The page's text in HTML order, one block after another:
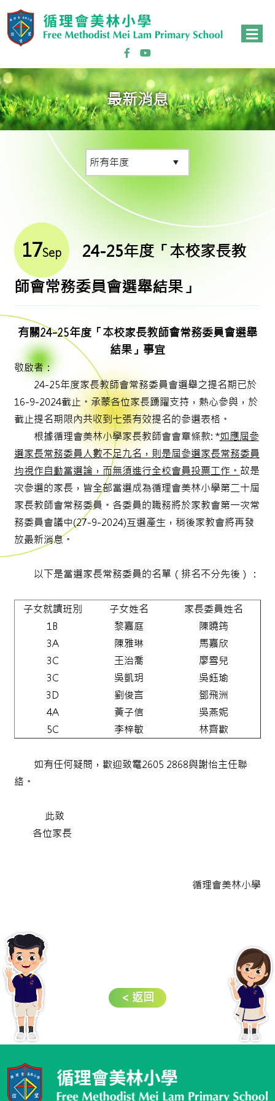
最新消息
17Sep
24-25年度「本校家長教
師會常務委員會選舉結果」
有關24-25年度「本校家長教師會常務委員會選舉
結果」事宜
敬啟者：
24-25年度家長教師會常務委員會選舉之提名期已於
16-9-2024截止。承蒙各位家長踴躍支持，熱心參與，於
截止提名期限內共收到七張有效提名的參選表格。
根據循理會美林小學家長教師會會章條款: *如應屆參
選家長常務委員人數不足九名，則是屆參選家長常務委員
均視作自動當選論，而無須進行全校會員投票工作。 故是
次參選的家長，皆全部當選成為循理會美林小學第二十屆
家長教師會常務委員。各委員的職務將於家教會第一次常
務委員會議中(27-9-2024)互選產生，稍後家教會將再發
放最新消息。
以下是當選家長常務委員的名單（排名不分先後）：
子女就讀班別 子女姓名
家長委員姓名
1B
黎嘉庭
陳曉筠
3A
陳雅琳
馬嘉欣
3C
王治喬
廖雪兒
3C
吳凱玥
吳鈺瑜
3D
劉俊言
鄧飛洲
4A
黃子信
吳燕妮
5C
李梓敏 林齊歡
如有任何疑問，歡迎致電2605 2868與謝怡主任聯
絡。
此致
各位家長
循理會美林小學
< 返回